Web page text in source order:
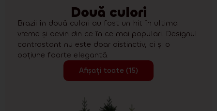
Două culori
Brazii în două culori au fost un hit în ultima
vreme și devin din ce în ce mai populari. Designul
contrastant nu este doar distinctiv, ci și o
opțiune foarte elegantă.
Afișați toate (15)